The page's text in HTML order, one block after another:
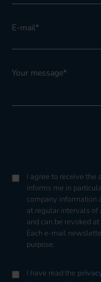
E-mail*
Your message*
I agree to receive
informs me in
company information
at regular intervals of
and can be revoked
Each e-mail
purpose.
I have read the